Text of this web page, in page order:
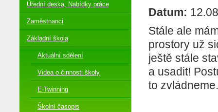
Datum:
Stále ale
prostory už
ještě stále
a usadit!
to
Úřední deska, Nabídky práce
Zaměstnanci
Základní škola
Aktuální sdělení
Videa o činnosti školy
E-Twinning
Školní časopis